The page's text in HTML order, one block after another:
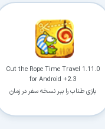
Cut the Rope Time Travel 1.11.0
for Android +2.3
بازی طناب را ببر نسخه سفر در زمان